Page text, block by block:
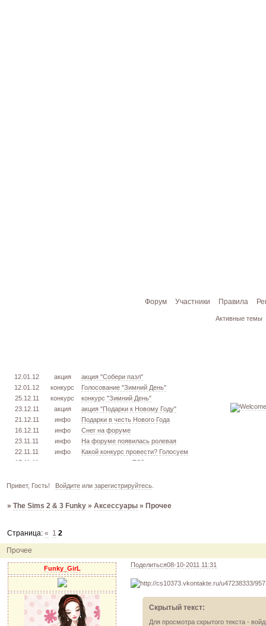
Форум Участники Правила
Активные темы
12.01.12 акция
акция "Собери пазл"
12.01.12
конкурс
Голосование "Зимний День"
25.12.11
конкурс
конкурс "Зимний День"
23.12.11
акция
акция "Подарки к Новому Году"
21.12.11
инфо
Подарки в честь Нового Года
16.12.11
инфо
Снег на форуме
23.11.11
инфо
На форуме появилась ролевая
22.11.11
инфо
Какой конкурс провести? Голосуем
17.11.11
извлекаем меш. TS3
15.11.11
урок
создаём свою обувь! TS3
03.10.11
инфо
город из GTA VC в игре TS3
12.04.11
инфо
04.04.11
04.04.11
акция акция "Downloads"
Привет, Гость! Войдитеили зарегистрируйтесь.
»The Sims 2 & 3 Funky »Аксессуары » Прочее
Прочее
Страница:« 1 2
Поделиться08-10-2011 11:31
Funky_GirL
Скрытый текст:
Для просмотра скрытого текста -